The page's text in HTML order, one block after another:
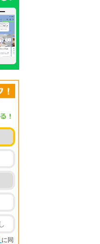
に同